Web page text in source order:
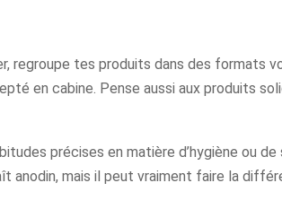
regroupe tes produits dans des formats
en cabine. Pense aussi aux produits
précises en matière d’hygiène ou
anodin, mais il peut vraiment faire la